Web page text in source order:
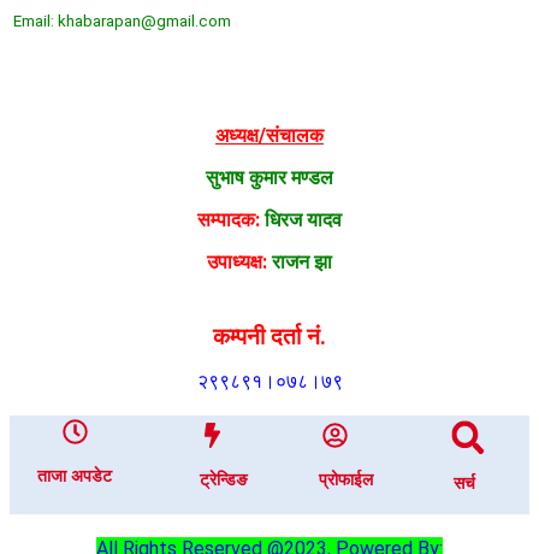
Email: khabarapan@gmail.com
अध्यक्ष/संचालक
सुभाष कुमार मण्डल
सम्पादक:धिरज यादव
उपाध्यक्ष:राजन झा
कम्पनी दर्ता नं.
२९९८९१।०७८।७९
ताजा अपडेट ट्रेन्डिङ प्रोफाईल सर्च
All Rights Reserved @2023, Powered By: